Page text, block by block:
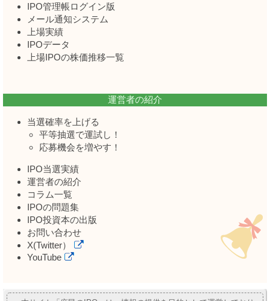
IPO管理帳ログイン版
メール通知システム
上場実績
IPOデータ
上場IPOの株価推移一覧
運営者の紹介
当選確率を上げる
平等抽選で運試し！
応募機会を増やす！
IPO当選実績
運営者の紹介
コラム一覧
IPOの問題集
IPO投資本の出版
お問い合わせ
X(Twitter）
YouTube